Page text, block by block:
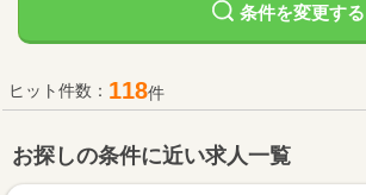
条件を変更する
ヒット件数： 118件
お探しの条件に近い求人一覧